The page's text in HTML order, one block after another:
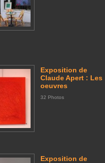
Exposition de
Claude Apert : Les
oeuvres
32 Photos
Exposition de